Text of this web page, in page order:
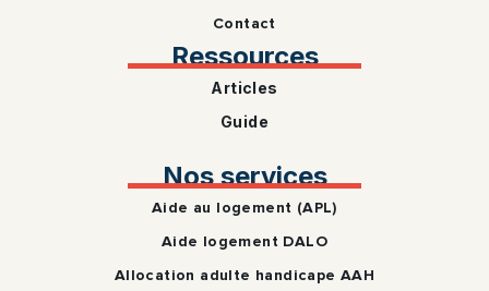
Contact
Ressources
Articles
Guide
Nos services
Aide au logement (APL)
Aide logement DALO
Allocation adulte handicape AAH